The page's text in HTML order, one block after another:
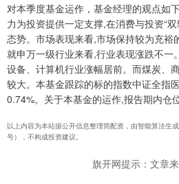
对本季度基金运作，基金经理的观点如
力为投资提供一定支撑,在消费与投资“
态势。市场表现来看,市场保持较为充裕
就申万一级行业来看,行业表现涨跌不一
设备、计算机行业涨幅居前。而煤炭、
较大。本基金跟踪的标的指数中证全指
0.74%。关于本基金的运作,报告期内仓
以上内容为本站据公开信息整理简配资，由智能算法
号），不构成投资建议。
旗开网提示：文章